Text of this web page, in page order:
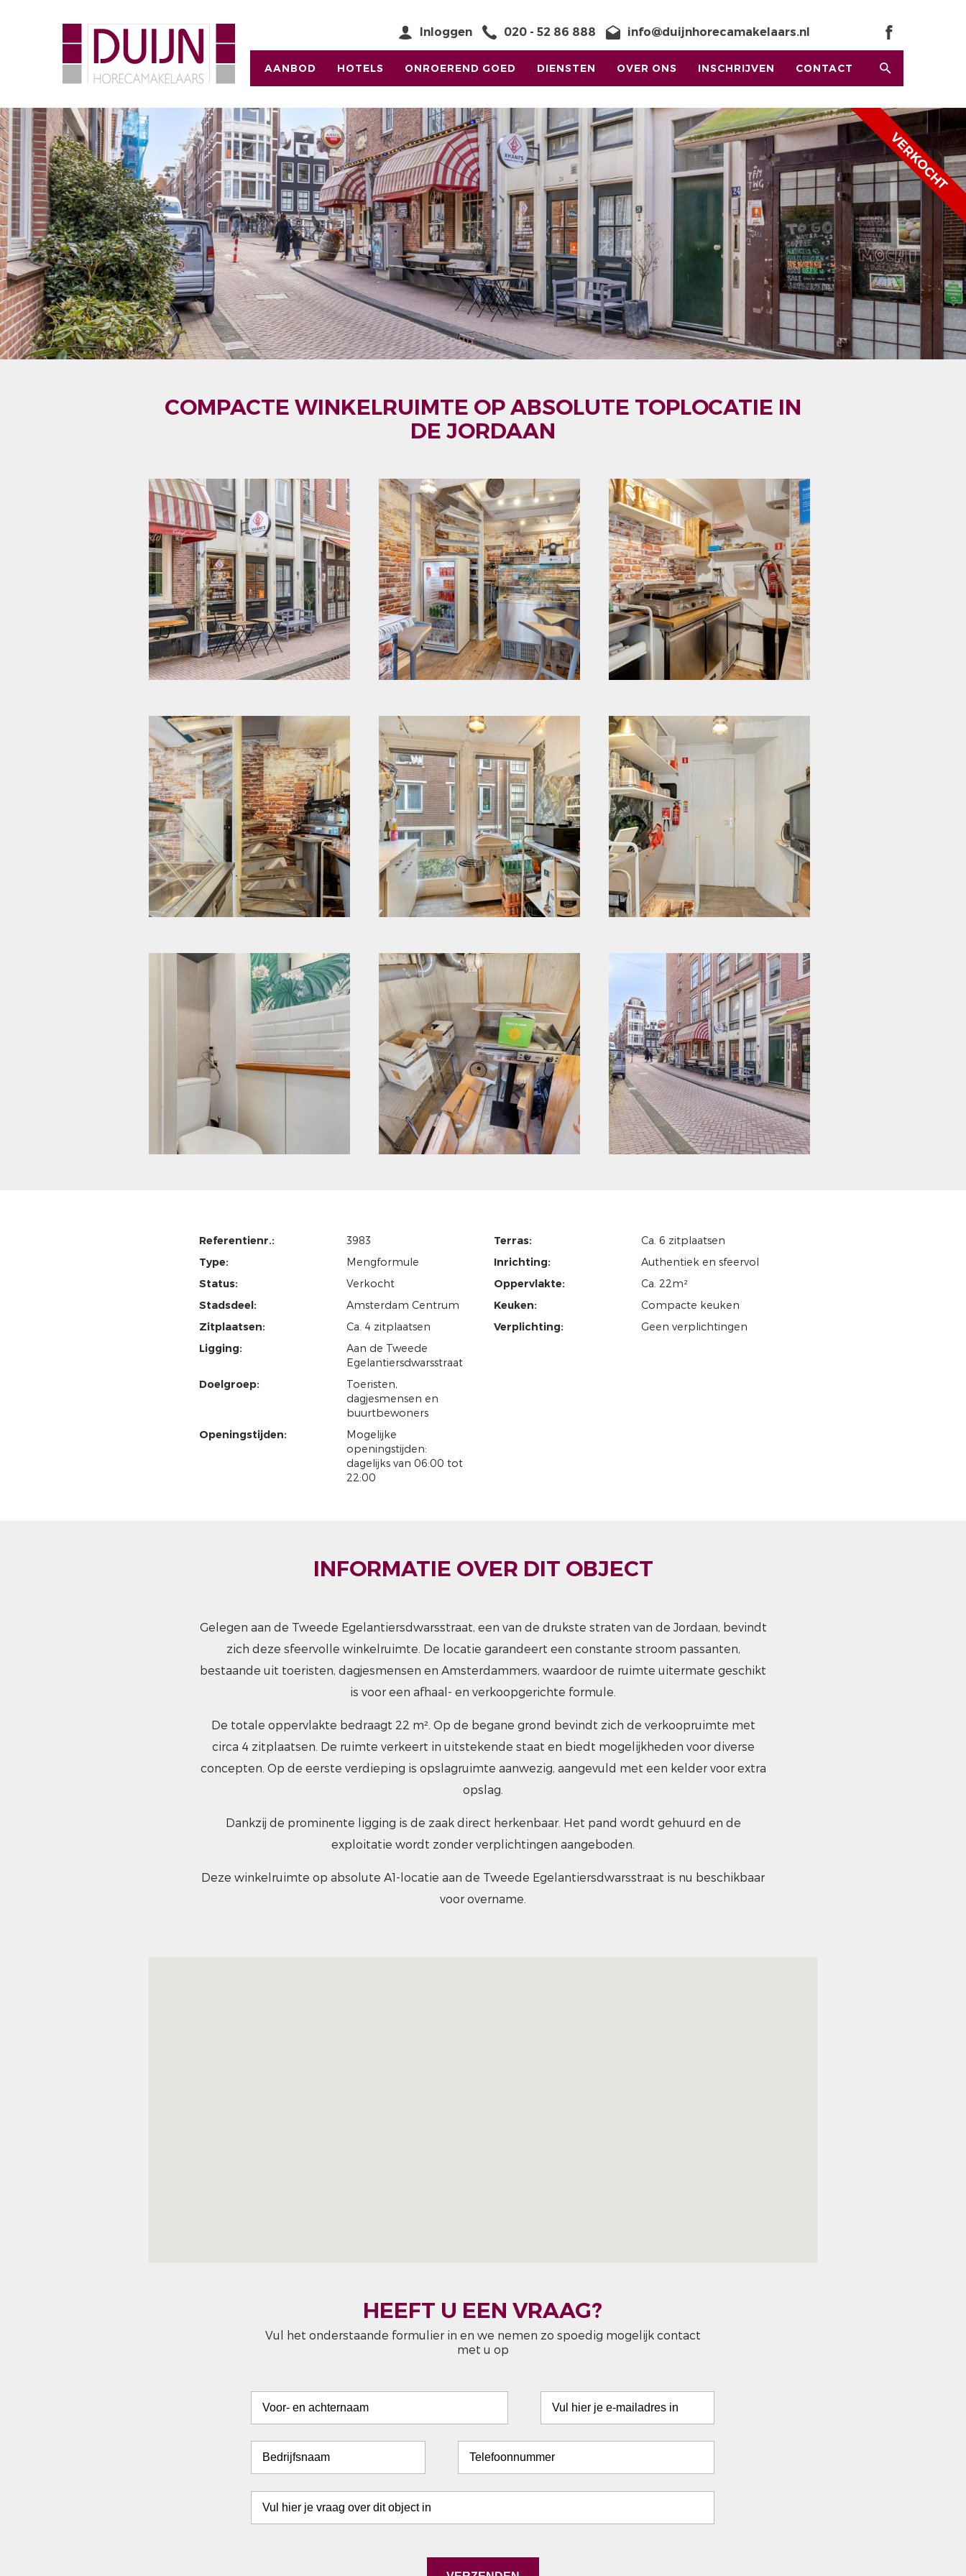
Inloggen 020 - 52 86 888 info@duijnhorecamakelaars.nl
AANBOD HOTELS ONROEREND GOED DIENSTEN OVER ONS INSCHRIJVEN CONTACT
VERKOCHT
COMPACTE WINKELRUIMTE OP ABSOLUTE TOPLOCATIE IN
DE JORDAAN
Referentienr.: 3983
Type: Mengformule
Status: Verkocht
Stadsdeel: Amsterdam Centrum
Zitplaatsen: Ca. 4 zitplaatsen
Ligging:
Aan de Tweede
Egelantiersdwarsstraat
Doelgroep:
Toeristen,
dagjesmensen en
buurtbewoners
Openingstijden:
Mogelijke
openingstijden:
dagelijks van 06:00 tot
22:00
Terras: Ca. 6 zitplaatsen
Inrichting: Authentiek en sfeervol
Oppervlakte: Ca. 22m²
Keuken: Compacte keuken
Verplichting: Geen verplichtingen
INFORMATIE OVER DIT OBJECT
Gelegen aan de Tweede Egelantiersdwarsstraat, een van de drukste straten van de Jordaan, bevindt
zich deze sfeervolle winkelruimte. De locatie garandeert een constante stroom passanten,
bestaande uit toeristen, dagjesmensen en Amsterdammers, waardoor de ruimte uitermate geschikt
is voor een afhaal- en verkoopgerichte formule.
De totale oppervlakte bedraagt 22 m². Op de begane grond bevindt zich de verkoopruimte met
circa 4 zitplaatsen. De ruimte verkeert in uitstekende staat en biedt mogelijkheden voor diverse
concepten. Op de eerste verdieping is opslagruimte aanwezig, aangevuld met een kelder voor extra
opslag.
Dankzij de prominente ligging is de zaak direct herkenbaar. Het pand wordt gehuurd en de
exploitatie wordt zonder verplichtingen aangeboden.
Deze winkelruimte op absolute A1-locatie aan de Tweede Egelantiersdwarsstraat is nu beschikbaar
voor overname.
HEEFT U EEN VRAAG?
Vul het onderstaande formulier in en we nemen zo spoedig mogelijk contact
met u op